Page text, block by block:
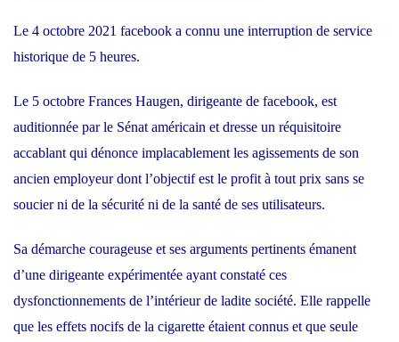
Le 4 octobre 2021 facebook a connu une interruption de service
historique de 5 heures.
Le 5 octobre Frances Haugen, dirigeante de facebook, est
auditionnée par le Sénat américain et dresse un réquisitoire
accablant qui dénonce implacablement les agissements de son
ancien employeur dont l’objectif est le profit à tout prix sans se
soucier ni de la sécurité ni de la santé de ses utilisateurs.
Sa démarche courageuse et ses arguments pertinents émanent
d’une dirigeante expérimentée ayant constaté ces
dysfonctionnements de l’intérieur de ladite société. Elle rappelle
que les effets nocifs de la cigarette étaient connus et que seule